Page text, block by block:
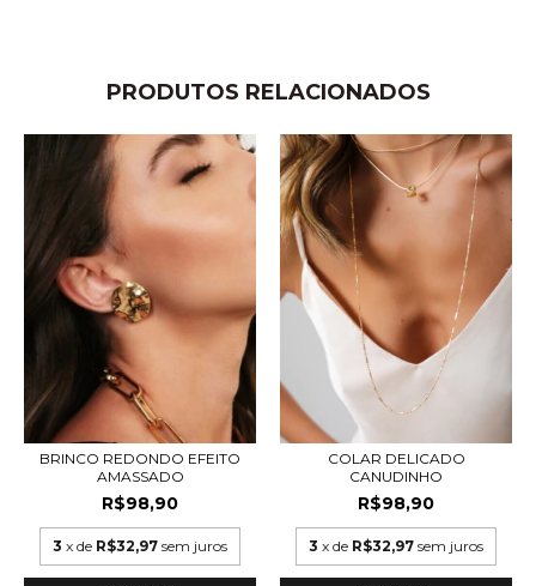
PRODUTOS RELACIONADOS
BRINCO REDONDO EFEITO
AMASSADO
R$98,90
3 x de R$32,97 sem juros
COLAR DELICADO
CANUDINHO
R$98,90
3 x de R$32,97 sem juros